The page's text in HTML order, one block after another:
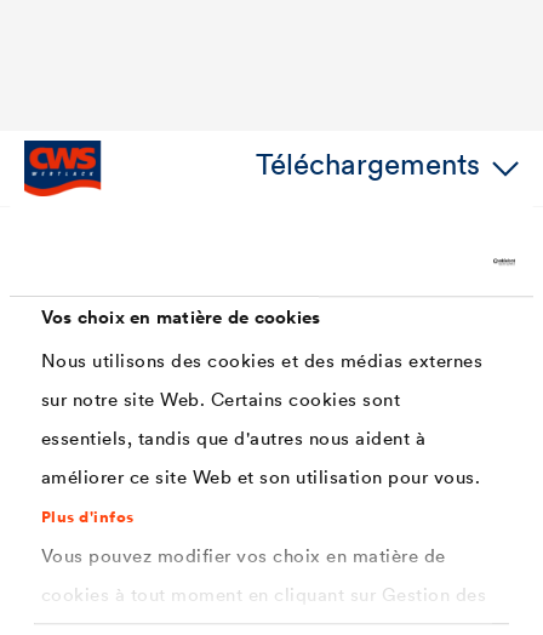
Vos choix en matière de cookies
Nous utilisons des cookies et des médias externes
sur notre site Web. Certains cookies sont
essentiels, tandis que d'autres nous aident à
améliorer ce site Web et son utilisation pour vous.
Plus d'infos
Vous pouvez modifier vos choix en matière de
cookies à tout moment en cliquant sur Gestion des
Téléchargements
Caractéristiques
Très bon accrochage sur supports critiques
De bonnes propriétés d'application d'une laque
Peut être recouvert avec des laques à base d'eau
ou de solvants
Ponçage facile